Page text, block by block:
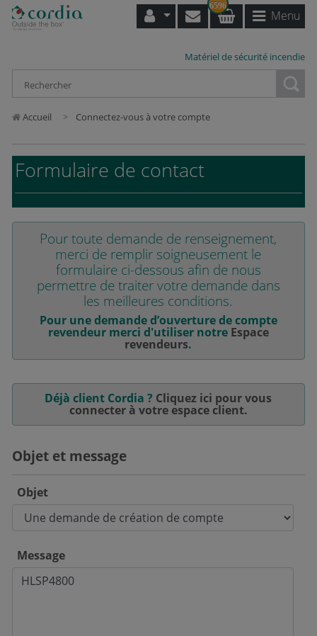
6596
Menu
Matériel de sécurité incendie
Accueil Connectez-vous à votre compte
Formulaire de contact
Pour toute demande de renseignement,
merci de remplir soigneusement le
formulaire ci-dessous afin de nous
permettre de traiter votre demande dans
les meilleures conditions.
Pour une demande d’ouverture de compte
revendeur merci d'utiliser notre Espace
revendeurs.
Déjà client Cordia ? Cliquez ici pour vous
connecter à votre espace client.
Objet et message
Objet
Message